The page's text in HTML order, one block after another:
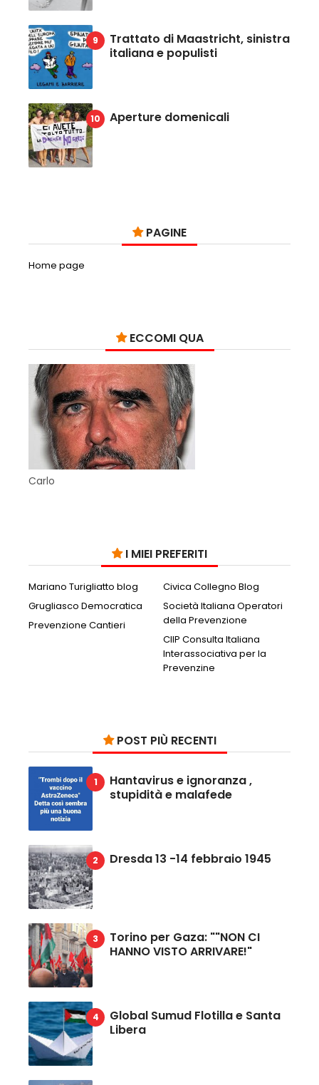
Trattato di Maastricht, sinistra
italiana e populisti
Aperture domenicali
PAGINE
Home page
ECCOMI QUA
Carlo
I MIEI PREFERITI
Mariano Turigliatto blog
Civica Collegno Blog
Grugliasco Democratica
Società Italiana Operatori
della Prevenzione
Prevenzione Cantieri
CIIP Consulta Italiana
Interassociativa per la
Prevenzine
POST PIÙ RECENTI
Hantavirus e ignoranza ,
stupidità e malafede
Dresda 13 -14 febbraio 1945
Torino per Gaza: ""NON CI
HANNO VISTO ARRIVARE!"
Global Sumud Flotilla e Santa
Libera